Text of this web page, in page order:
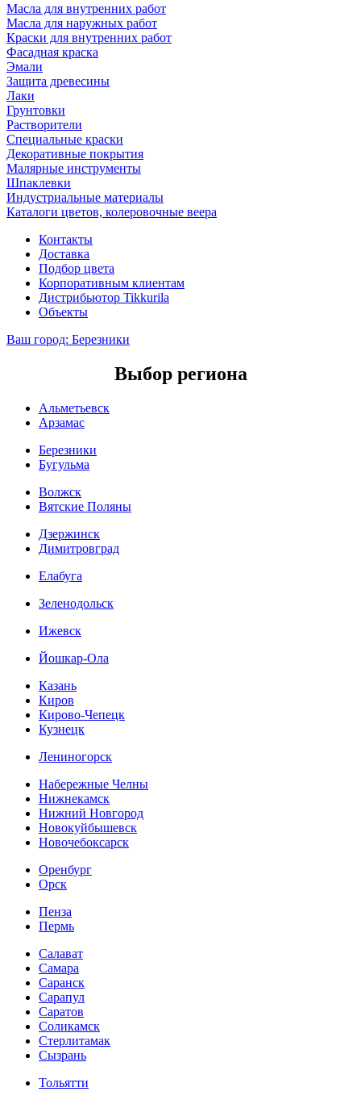
Масла для внутренних работ
Масла для наружных работ
Краски для внутренних работ
Фасадная краска
Эмали
Защита древесины
Лаки
Грунтовки
Растворители
Специальные краски
Декоративные покрытия
Малярные инструменты
Шпаклевки
Индустриальные материалы
Каталоги цветов, колеровочные веера
Контакты
Доставка
Подбор цвета
Корпоративным клиентам
Дистрибьютор Tikkurila
Объекты
Ваш город: Березники
Выбор региона
Альметьевск
Арзамас
Березники
Бугульма
Волжск
Вятские Поляны
Дзержинск
Димитровград
Елабуга
Зеленодольск
Ижевск
Йошкар-Ола
Казань
Киров
Кирово-Чепецк
Кузнецк
Лениногорск
Набережные Челны
Нижнекамск
Нижний Новгород
Новокуйбышевск
Новочебоксарск
Оренбург
Орск
Пенза
Пермь
Салават
Самара
Саранск
Сарапул
Саратов
Соликамск
Стерлитамак
Сызрань
Тольятти